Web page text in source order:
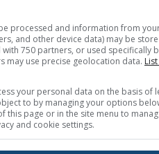
zásadách ochrany súkromia.
služieb meteoblue súhlasíte s
obchodnými podmienkami. Vašu
adresu bude možné používať aj s
Viac meteorologických
processed and information from
and other device data) may be
750 partners, or used specifically
may use precise geolocation data.
your personal data on the basis of
to by managing your options
this page or in the site menu to
and cookie settings.